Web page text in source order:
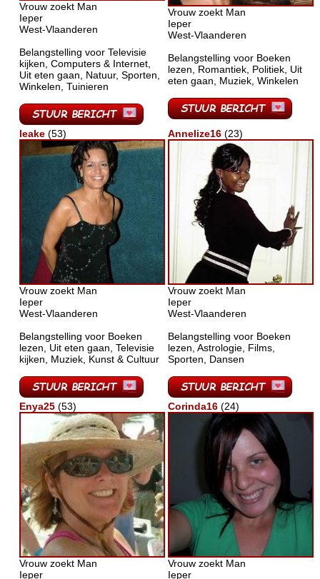
Vrouw zoekt Man
Ieper
West-Vlaanderen
Belangstelling voor Televisie
kijken, Computers & Internet,
Uit eten gaan, Natuur, Sporten,
Winkelen, Tuinieren
Vrouw zoekt Man
Ieper
West-Vlaanderen
Belangstelling voor Boeken
lezen, Romantiek, Politiek, Uit
eten gaan, Muziek, Winkelen
leake (53)
Vrouw zoekt Man
Ieper
West-Vlaanderen
Belangstelling voor Boeken
lezen, Uit eten gaan, Televisie
kijken, Muziek, Kunst & Cultuur
Annelize16 (23)
Vrouw zoekt Man
Ieper
West-Vlaanderen
Belangstelling voor Boeken
lezen, Astrologie, Films,
Sporten, Dansen
Enya25 (53)
Vrouw zoekt Man
Ieper
Corinda16 (24)
Vrouw zoekt Man
Ieper